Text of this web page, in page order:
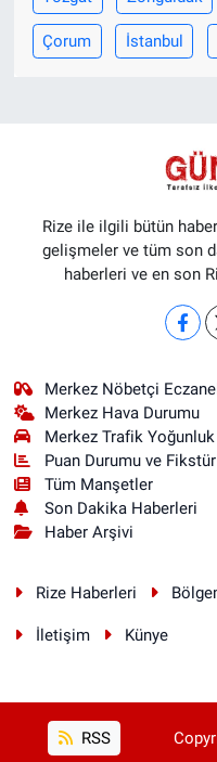
Çorum İstanbul
Rize ile ilgili bütün
gelişmeler ve tüm son
haberleri ve en son
Merkez Nöbetçi
Merkez Hava Durumu
Merkez Trafik Yoğunluk
Puan Durumu ve Fikstür
Tüm Manşetler
Son Dakika Haberleri
Haber Arşivi
Rize Haberleri
İletişim Künye
RSS